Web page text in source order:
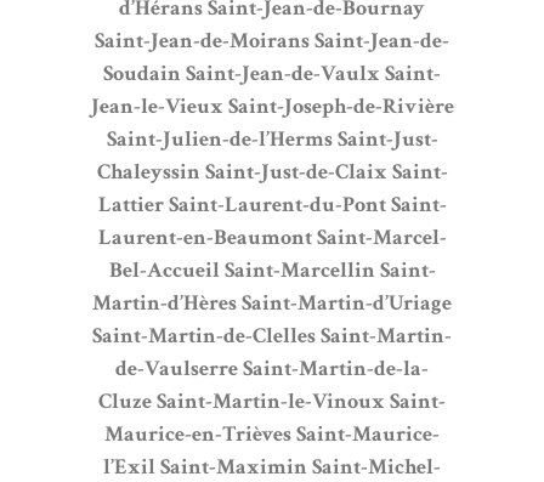
d’HéransSaint-Jean-de-Bournay
Saint-Jean-de-MoiransSaint-Jean-de-
Soudain Saint-Jean-de-Vaulx Saint-
Jean-le-Vieux Saint-Joseph-de-Rivière
Saint-Julien-de-l’HermsSaint-Just-
Chaleyssin Saint-Just-de-Claix Saint-
LattierSaint-Laurent-du-PontSaint-
Laurent-en-BeaumontSaint-Marcel-
Bel-AccueilSaint-Marcellin Saint-
Martin-d’HèresSaint-Martin-d’Uriage
Saint-Martin-de-ClellesSaint-Martin-
de-VaulserreSaint-Martin-de-la-
CluzeSaint-Martin-le-Vinoux Saint-
Maurice-en-TrièvesSaint-Maurice-
l’ExilSaint-Maximin Saint-Michel-